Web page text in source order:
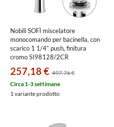
Nobili SOFÌ miscelatore
monocomando per bacinella, con
scarico 1 1/4” push, finitura
cromo SI98128/2CR
257,18 € 497,76 €
Circa 1-3 settimane
1 variante prodotto